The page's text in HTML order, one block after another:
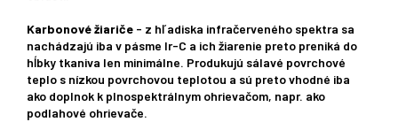
Karbonové žiariče - z hľadiska infračerveného spektra sa
nachádzajú iba v pásme Ir-C a ich žiarenie preto preniká do
hĺbky tkaniva len minimálne. Produkujú sálavé povrchové
teplo s nízkou povrchovou teplotou a sú preto vhodné iba
ako doplnok k plnospektrálnym ohrievačom, napr. ako
podlahové ohrievače.